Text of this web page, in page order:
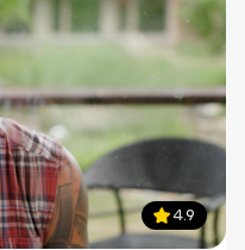
4.9